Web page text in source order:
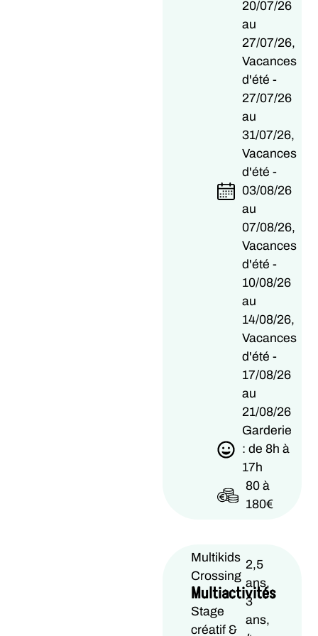
20/07/26
au
27/07/26,
Vacances
d'été -
27/07/26
au
31/07/26,
Vacances
d'été -
03/08/26
au
07/08/26,
Vacances
d'été -
10/08/26
au
14/08/26,
Vacances
d'été -
17/08/26
au
21/08/26
Garderie
: de 8h à
17h
80 à
180€
Multikids
Crossing
Multiactivités
Stage
créatif &
2,5
ans,
3
ans,